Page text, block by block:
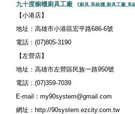
九十度櫥櫃廚具工廠 《廚具 系統櫃 廚具工廠 系
【小港店】
地址：高雄市小港區宏平路686-6號
電話：(07)805-3190
【左營店】
地址：高雄市左營區民族一路950號
電話：(07)359-7039
E-mail： my90system@gmail.com
網址： http://90system.ezcity.com.tw